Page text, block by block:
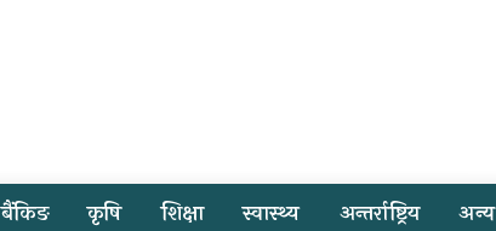
बैंकिङ कृषि शिक्षा स्वास्थ्य अन्तर्राष्ट्रिय अन्य